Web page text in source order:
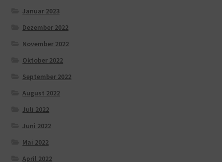
Januar 2023
Dezember 2022
November 2022
Oktober 2022
September 2022
August 2022
Juli 2022
Juni 2022
Mai 2022
April 2022